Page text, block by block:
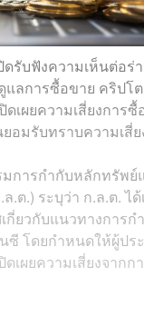
ดรับฟังความเห็นต่อร่
ลการซื้อขาย คริปโต
ปิดเผยความเสี่ยงการ
อมรับทราบความเสี่
การกำกับหลักทรัพย์
.ต.) ระบุว่า ก.ล.ต. ไ
กี่ยวกับแนวทางการ
ซี โดยกำหนดให้ผู้ปร
ดเผยความเสี่ยงจาก